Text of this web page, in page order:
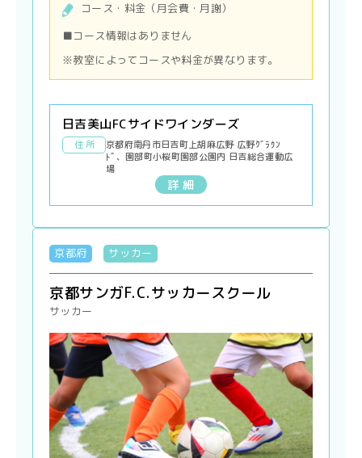
コース・料金（月会費・月謝）
■コース情報はありません
※教室によってコースや料金が異なります。
日吉美山FCサイドワインダーズ
住 所
京都府南丹市日吉町上胡麻広野 広野ｸﾞﾗｳﾝ
ﾄﾞ、園部町小桜町園部公園内 日吉総合運動広
場
詳 細
京都府 サッカー
京都サンガF.C.サッカースクール
サッカー